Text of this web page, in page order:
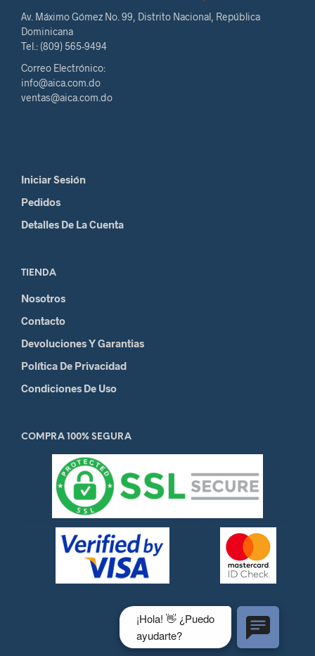
Av. Máximo Gómez No. 99, Distrito Nacional, República
Dominicana
Tel.: (809) 565-9494
Correo Electrónico:
info@aica.com.do
ventas@aica.com.do
Iniciar Sesión
Pedidos
Detalles De La Cuenta
TIENDA
Nosotros
Contacto
Devoluciones Y Garantias
Política De Privacidad
Condiciones De Uso
COMPRA 100% SEGURA